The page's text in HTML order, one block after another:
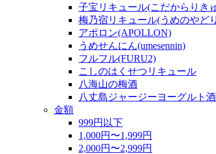
子宝リキュール(こだからりき
梅乃宿リキュール(うめのやど
アポロン(APOLLON)
うめせんにん(umesennin)
フルフル(FURU2)
こしのはくせつリキュール
八海山の梅酒
八丈島ジャージーヨーグルト酒
金額
999円以下
1,000円〜1,999円
2,000円〜2,999円